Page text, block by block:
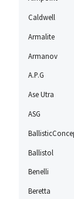
Caldwell
Armalite
Armanov
A.P.G
Ase Utra
ASG
Ballistol
Benelli
Beretta